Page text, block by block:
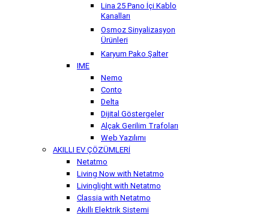
Lina 25 Pano İçi Kablo
Kanalları
Osmoz Sinyalizasyon
Ürünleri
Karyum Pako Şalter
IME
Nemo
Conto
Delta
Dijital Göstergeler
Alçak Gerilim Trafoları
Web Yazılımı
AKILLI EV ÇÖZÜMLERİ
Netatmo
Living Now with Netatmo
Livinglight with Netatmo
Classia with Netatmo
Akıllı Elektrik Sistemi